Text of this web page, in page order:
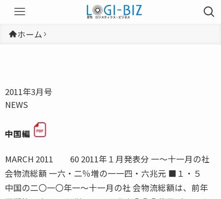
ホーム
2011年3月号
NEWS
中国編
MARCH 2011 60 2011年１月発表分 一〜十一月の社
会物流総額 一六・二％増の一一四・六兆元 ■１・５
中国の二〇一〇年一〜十一月の社 会物流総額は、前年